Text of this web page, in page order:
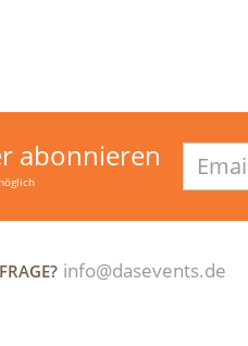
abonnieren
Adresse
FRAGE? info@dasevents.de